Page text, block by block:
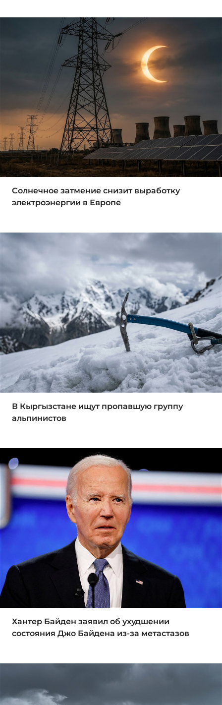
Солнечное затмение снизит выработку
электроэнергии в Европе
В Кыргызстане ищут пропавшую группу
альпинистов
Хантер Байден заявил об ухудшении
состояния Джо Байдена из-за метастазов